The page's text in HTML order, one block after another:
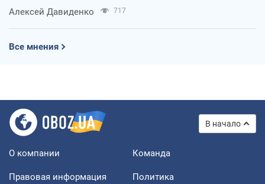
Алексей Давиденко 717
Все мнения
В начало
О компании Команда
Правовая информация
Политика